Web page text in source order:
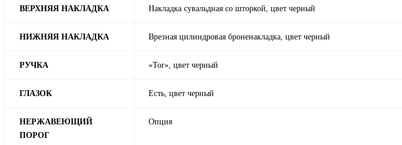
ВЕРХНЯЯ НАКЛАДКА Накладка сувальдная со шторкой, цвет черный
НИЖНЯЯ НАКЛАДКА Врезная цилиндровая броненакладка, цвет черный
РУЧКА «Tor», цвет черный
ГЛАЗОК Есть, цвет черный
НЕРЖАВЕЮЩИЙ
ПОРОГ
Опция